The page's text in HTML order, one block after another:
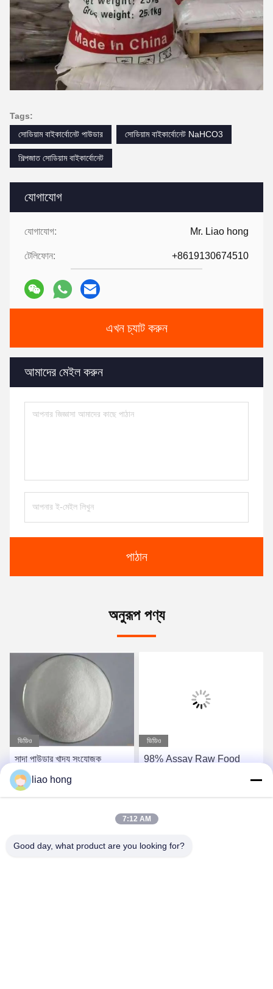
যোগাযোগ
যোগাযোগ: Mr. Liao hong
টেলিফোন: +8619130674510
এখন চ্যাট করুন
আমাদের মেইল করুন
পাঠান
Tags:
সোডিয়াম বাইকার্বোনেট পাউডার
সোডিয়াম বাইকার্বোনেট NaHCO3
শিল্পজাত সোডিয়াম বাইকার্বোনেট
অনুরূপ পণ্য
ভিডিও
সাদা পাউডার খাদ্য সংযোজক
সোডিয়াম বাইকার্বোনেট একক্লিনিক
স্ফটিক পাউডার গলনাঙ্ক 270C
ভিডিও
98% Assay Raw Food
liao hong
7:12 AM
Good day, what product are you looking for?